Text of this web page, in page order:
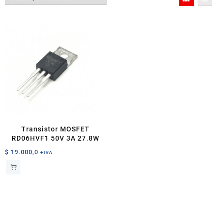
Transistor MOSFET
RD06HVF1 50V 3A 27.8W
$ 19.000,0 +IVA